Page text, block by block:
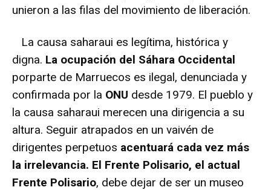
unieron a las filas del movimiento de liberación.
La causa saharaui es legítima, histórica y
digna. La ocupación del Sáhara Occidental
porparte de Marruecos es ilegal, denunciada y
confirmada por la ONU desde 1979. El pueblo y
la causa saharaui merecen una dirigencia a su
altura. Seguir atrapados en un vaivén de
dirigentes perpetuos acentuará cada vez más
la irrelevancia. El Frente Polisario, el actual
Frente Polisario, debe dejar de ser un museo